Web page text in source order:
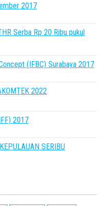
2017
Serba Rp 20 Ribu pukul
(IFBC) Surabaya 2017
2022
2017
SERIBU